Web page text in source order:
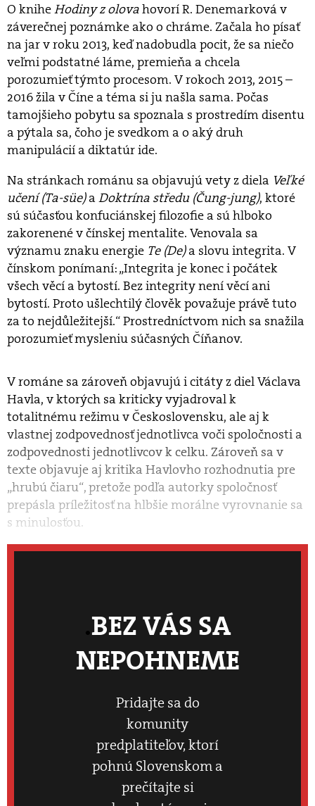
O kniheHodiny z olovahovorí R. Denemarková v
záverečnej poznámke ako o chráme. Začala ho písať
na jar v roku 2013, keď nadobudla pocit, že sa niečo
veľmi podstatné láme, premieňa a chcela
porozumieť týmto procesom. V rokoch 2013, 2015 –
2016 žila v Číne a téma si ju našla sama. Počas
tamojšieho pobytu sa spoznala s prostredím disentu
a pýtala sa, čoho je svedkom a o aký druh
manipulácií a diktatúr ide.
Na stránkach románu sa objavujú vety z diela Veľké
učení (Ta-süe)aDoktrína středu (Čung-jung), ktoré
sú súčasťou konfuciánskej filozofie a sú hlboko
zakorenené v čínskej mentalite. Venovala sa
významu znaku energie Te (De)a slovu integrita. V
čínskom ponímaní: „Integrita je konec i počátek
všech věcí a bytostí. Bez integrity není věcí ani
bytostí. Proto ušlechtilý člověk považuje právě tuto
za to nejdůležitejší.“ Prostredníctvom nich sa snažila
porozumieť mysleniu súčasných Číňanov.
V románe sa zároveň objavujú i citáty z diel Václava
Havla, v ktorých sa kriticky vyjadroval k
totalitnému režimu v Československu, ale aj k
vlastnej zodpovednosť jednotlivca voči spoločnosti a
zodpovednosti jednotlivcov k celku. Zároveň sa v
texte objavuje aj kritika Havlovho rozhodnutia pre
„hrubú čiaru“, pretože podľa autorky spoločnosť
prepásla príležitosť na hlbšie morálne vyrovnanie sa
s minulosťou.
BEZ VÁS SA
NEPOHNEME
Pridajte sa do
komunity
predplatiteľov, ktorí
pohnú Slovenskom a
prečítajte si